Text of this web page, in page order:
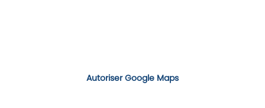
Autoriser Google Maps